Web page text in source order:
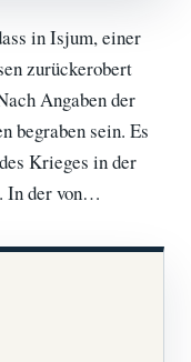
in Isjum, einer
zurückerobert
Angaben der
begraben sein. Es
Krieges in der
In der von…